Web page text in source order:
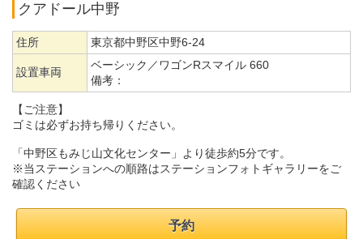
クアドール中野
住所 東京都中野区中野6-24
設置車両
ベーシック／ワゴンRスマイル 660
備考：
【ご注意】
ゴミは必ずお持ち帰りください。
「中野区もみじ山文化センター」より徒歩約5分です。
※当ステーションへの順路はステーションフォトギャラリーをご
確認ください
予約